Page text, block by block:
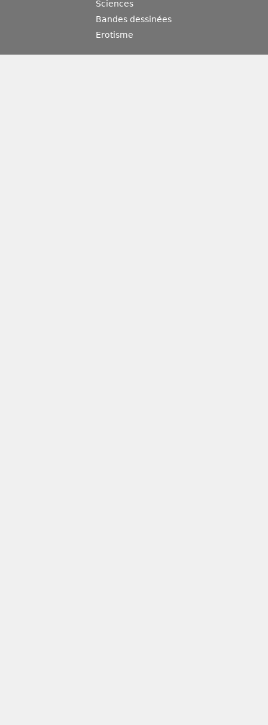
Sciences
Bandes dessinées
Erotisme